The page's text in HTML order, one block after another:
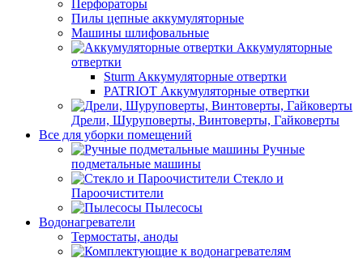
Перфораторы
Пилы цепные аккумуляторные
Машины шлифовальные
Аккумуляторные
отвертки
Sturm Аккумуляторные отвертки
PATRIOT Аккумуляторные отвертки
Дрели, Шуруповерты, Винтоверты, Гайковерты
Все для уборки помещений
Ручные
подметальные машины
Стекло и
Пароочистители
Пылесосы
Водонагреватели
Термостаты, аноды